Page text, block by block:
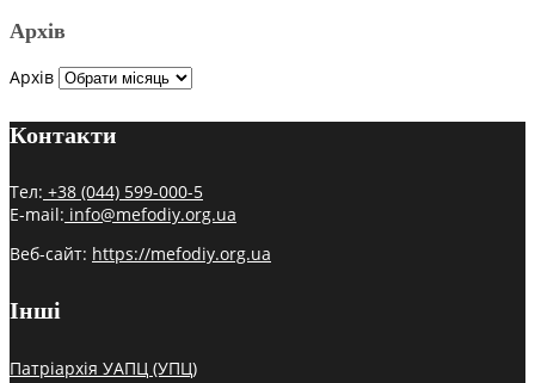
Архів
Архів
Контакти
Тел: +38 (044) 599-000-5
E-mail: info@mefodiy.org.ua
Веб-сайт: https://mefodiy.org.ua
Інші
Патріархія УАПЦ (УПЦ)